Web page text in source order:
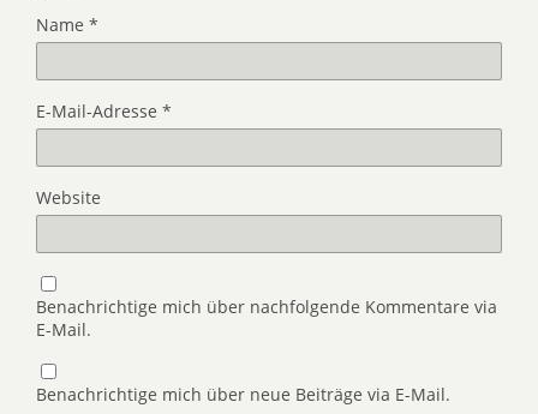
Name *
E-Mail-Adresse *
Website
Benachrichtige mich über nachfolgende Kommentare via
E-Mail.
Benachrichtige mich über neue Beiträge via E-Mail.